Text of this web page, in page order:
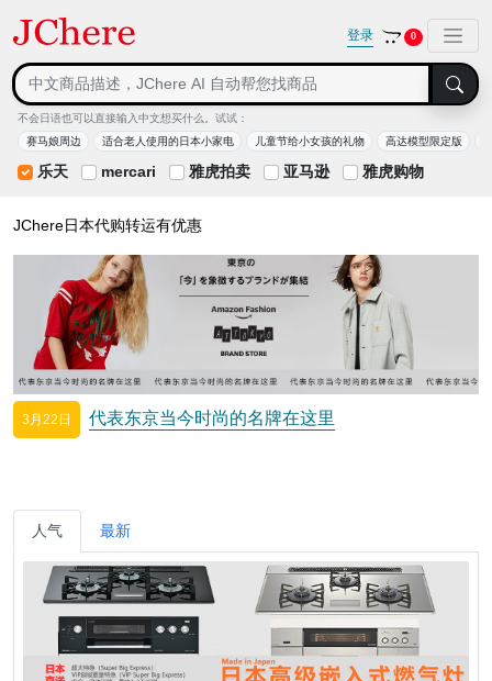
登录 0
不会日语也可以直接输入中文想买什么。试试：
赛马娘周边
适合老人使用的日本小家电 儿童节给小女孩的礼物 高达模型限定版
乐天 mercari 雅虎拍卖 亚马逊 雅虎购物
JChere日本代购转运有优惠
3月22日 代表东京当今时尚的名牌在这里
人气 最新